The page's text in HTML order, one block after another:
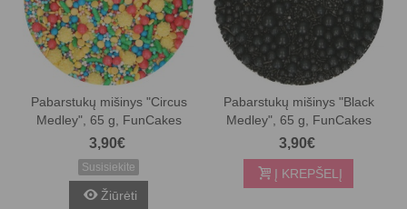
Pabarstukų mišinys "Circus
Medley", 65 g, FunCakes
3,90€
Susisiekite
Žiūrėti
Pabarstukų mišinys "Black
Medley", 65 g, FunCakes
3,90€
Į KREPŠELĮ